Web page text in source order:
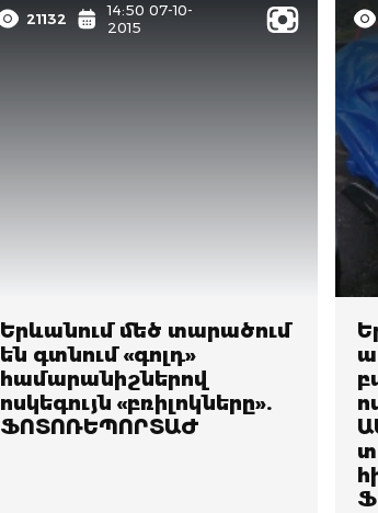
21132
14:50 07-10-
2015
Երևանում մեծ տարածում
են գտնում «գոլդ»
համարանիշներով
ոսկեգույն «բռիլոկները».
ՖՈՏՈՌԵՊՈՐՏԱԺ